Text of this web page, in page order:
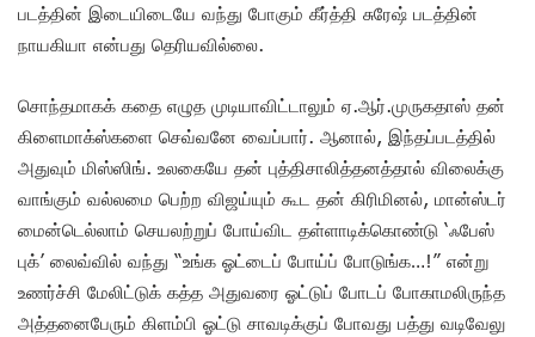
படத்தின் இடையிடையே வந்து போகும் கீர்த்தி சுரேஷ் படத்தின்
நாயகியா என்பது தெரியவில்லை.
சொந்தமாகக் கதை எழுத முடியாவிட்டாலும் ஏ.ஆர்.முருகதாஸ் தன்
கிளைமாக்ஸ்களை செவ்வனே வைப்பார். ஆனால், இந்தப்படத்தில்
அதுவும் மிஸ்ஸிங். உலகையே தன் புத்திசாலித்தனத்தால் விலைக்கு
வாங்கும் வல்லமை பெற்ற விஜய்யும் கூட தன் கிரிமினல், மான்ஸ்டர்
மைன்டெல்லாம் செயலற்றுப் போய்விட தள்ளாடிக்கொண்டு ‘ஃபேஸ்
புக்’ லைவ்வில் வந்து “உங்க ஓட்டைப் போய்ப் போடுங்க…!” என்று
உணர்ச்சி மேலிட்டுக் கத்த அதுவரை ஓட்டுப் போடப் போகாமலிருந்த
அத்தனைபேரும் கிளம்பி ஓட்டு சாவடிக்குப் போவது பத்து வடிவேலு